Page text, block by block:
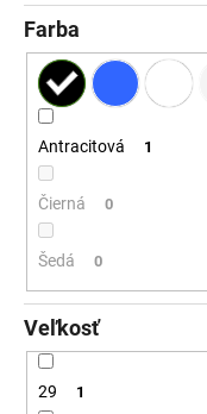
Farba
Antracitová 1
Čierná 0
Šedá 0
Veľkosť
29 1